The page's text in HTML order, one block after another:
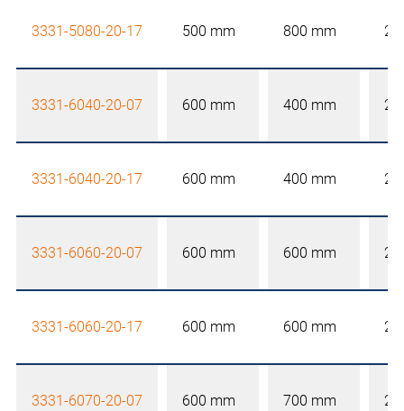
3331-5080-20-17 500 mm 800 mm
3331-6040-20-07 600 mm 400 mm
3331-6040-20-17 600 mm 400 mm
3331-6060-20-07 600 mm 600 mm
3331-6060-20-17 600 mm 600 mm
3331-6070-20-07 600 mm 700 mm